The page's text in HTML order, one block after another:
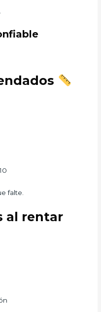
falte.
al rentar